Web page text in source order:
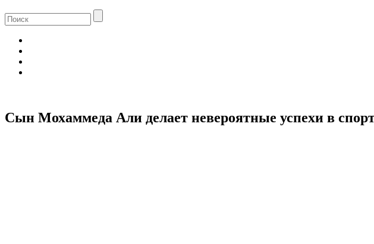
Сын Мохаммеда Али делает невероятные успехи в